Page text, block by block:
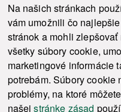
Na našich stránkach
vám umožnili čo
stránok a mohli
všetky súbory cookie,
marketingové informácie
potrebám. Súbory cookie
problémy, na ktoré
našejstránke zásad